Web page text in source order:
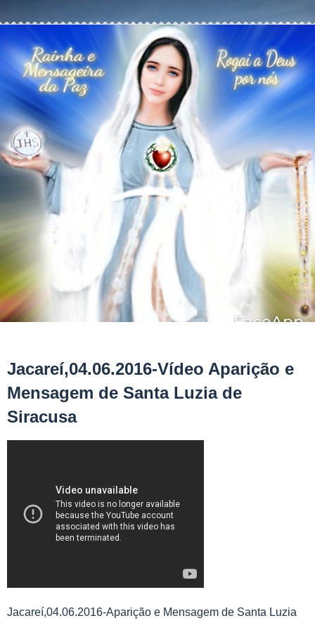
Jacareí,04.06.2016-Vídeo Aparição e
Mensagem de Santa Luzia de
Siracusa
Jacareí,04.06.2016-Aparição e Mensagem de Santa Luzia